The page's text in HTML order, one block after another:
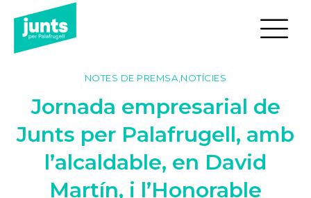
NOTES DE PREMSA NOTÍCIES
Jornada empresarial de
Junts per Palafrugell, amb
l’alcaldable, en David
Martín, i l’Honorable